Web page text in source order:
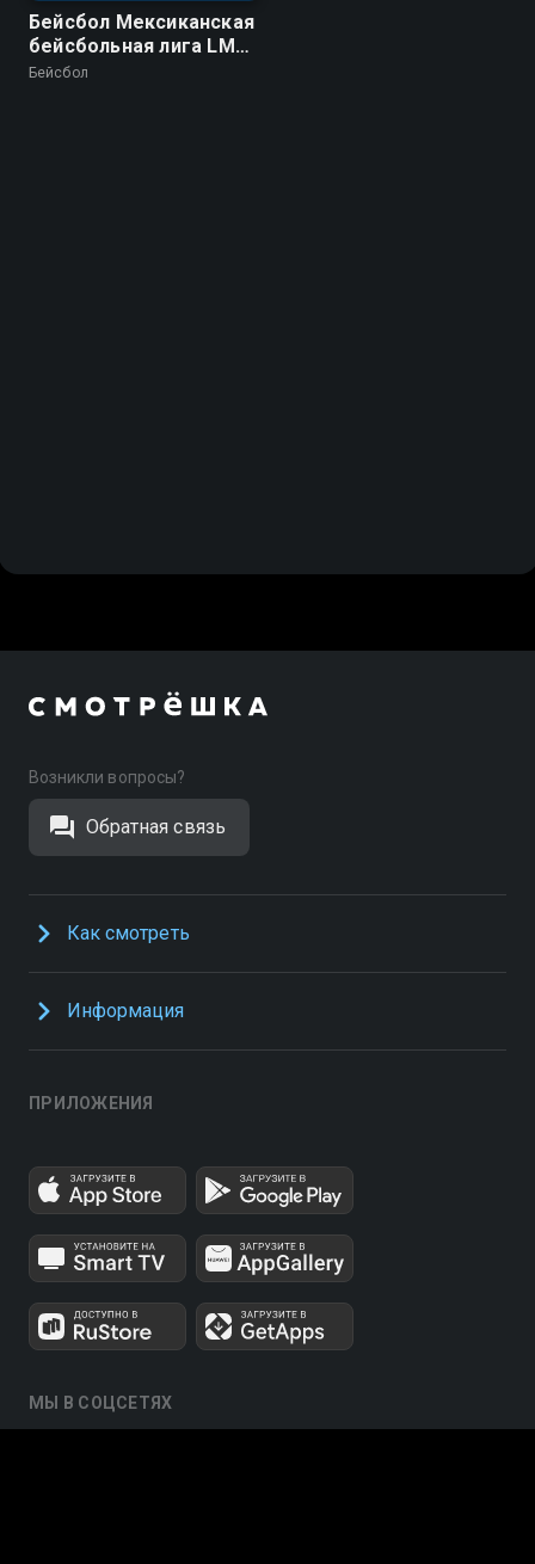
Бейсбол Мексиканская
бейсбольная лига LMB.
Регулярный сезон
Бейсбол
Возникли вопросы?
Обратная связь
Как смотреть
Информация
ПРИЛОЖЕНИЯ
МЫ В СОЦСЕТЯХ